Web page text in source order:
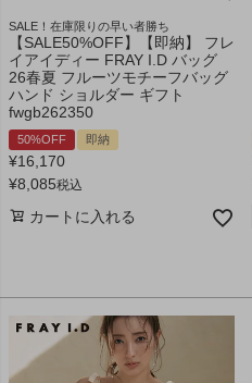
SALE！在庫限りの早い者勝ち
【SALE50%OFF】【即納】 フレ
イアイディー FRAY I.D バッグ
26春夏 フルーツモチーフバッグ
ハンド ショルダー ギフト
fwgb262350
50%OFF 即納
¥16,170
¥8,085税込
カートに入れる